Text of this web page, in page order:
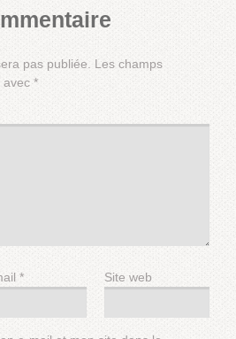
pas publiée.
Les champs
avec *
* Site web